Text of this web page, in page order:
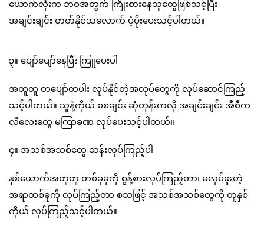
ယောက်လုံးက ဘဝအတွက် ကြိုးစားနေသူတွေဖြစ်သင့်ပြီး
အချင်းချင်း တတ်နိုင်သလောက် ပံ့ပိုးပေးသင့်ပါတယ်။
၃။ ပျော်ပျော်နေပြီး ကြူပေးပါ
အတူတူ တပျော်တပါး လုပ်နိုင်တဲ့အလုပ်တွေကို လုပ်ဆောင်ကြည့်
သင့်ပါတယ်။ သူနဲ့ကိုယ် စစချင်း ဆုံတုန်းကလို အချင်းချင်း အီစီက
လီလေးတွေ မကြာခဏ လုပ်ပေးသင့်ပါတယ်။
၄။ အသစ်အသစ်တွေ ဆန်းလုပ်ကြည့်ပါ
နှစ်ယောက်အတူတူ တစ်ခုခုကို စွန့်စားလုပ်ကြည့်တာ၊ မလုပ်ဖူးတဲ့
အရာတစ်ခုကို လုပ်ကြည့်တာ စသဖြင့် အသစ်အသစ်တွေကို တူနှစ်
ကိုယ် လုပ်ကြည့်သင့်ပါတယ်။